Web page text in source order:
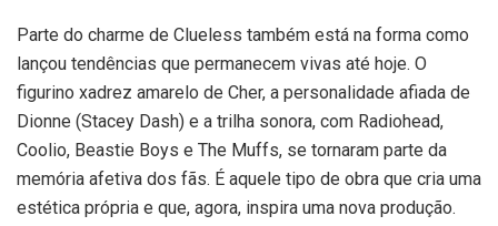
Parte do charme de Clueless também está na forma como
lançou tendências que permanecem vivas até hoje. O
figurino xadrez amarelo de Cher, a personalidade afiada de
Dionne (Stacey Dash) e a trilha sonora, com Radiohead,
Coolio, Beastie Boys e The Muffs, se tornaram parte da
memória afetiva dos fãs. É aquele tipo de obra que cria uma
estética própria e que, agora, inspira uma nova produção.